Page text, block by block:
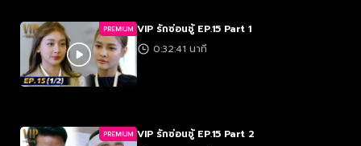
PREMIUM VIP รักซ่อนชู้ EP.15 Part 1
0:32:41 นาที
PREMIUM VIP รักซ่อนชู้ EP.15 Part 2